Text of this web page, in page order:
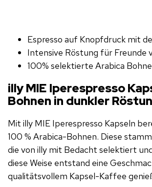
Espresso auf Knopfdruck mit
Intensive Röstung für Freunde
100% selektierte Arabica
illy MIE Iperespresso
Bohnen in dunkler
Mit illy MIE Iperespresso Kapseln
100 % Arabica-Bohnen. Diese
die von illy mit Bedacht selektiert
diese Weise entstand eine
qualitätsvollem Kapsel-Kaffee